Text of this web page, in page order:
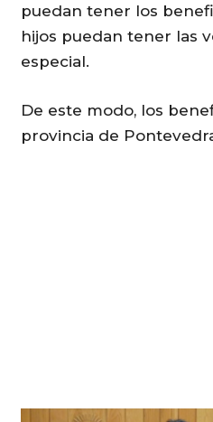
puedan tener los
hijos puedan tener las
especial.
De este modo, los
provincia de